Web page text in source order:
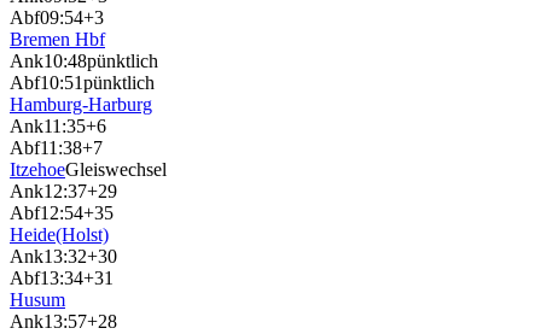
Abf09:54+3
Bremen Hbf
Ank10:48pünktlich
Abf10:51pünktlich
Hamburg-Harburg
Ank11:35+6
Abf11:38+7
ItzehoeGleiswechsel
Ank12:37+29
Abf12:54+35
Heide(Holst)
Ank13:32+30
Abf13:34+31
Husum
Ank13:57+28